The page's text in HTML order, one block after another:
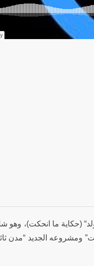
(حكاية ما انحكت)، وهو
ومشروعه الجديد “مدن